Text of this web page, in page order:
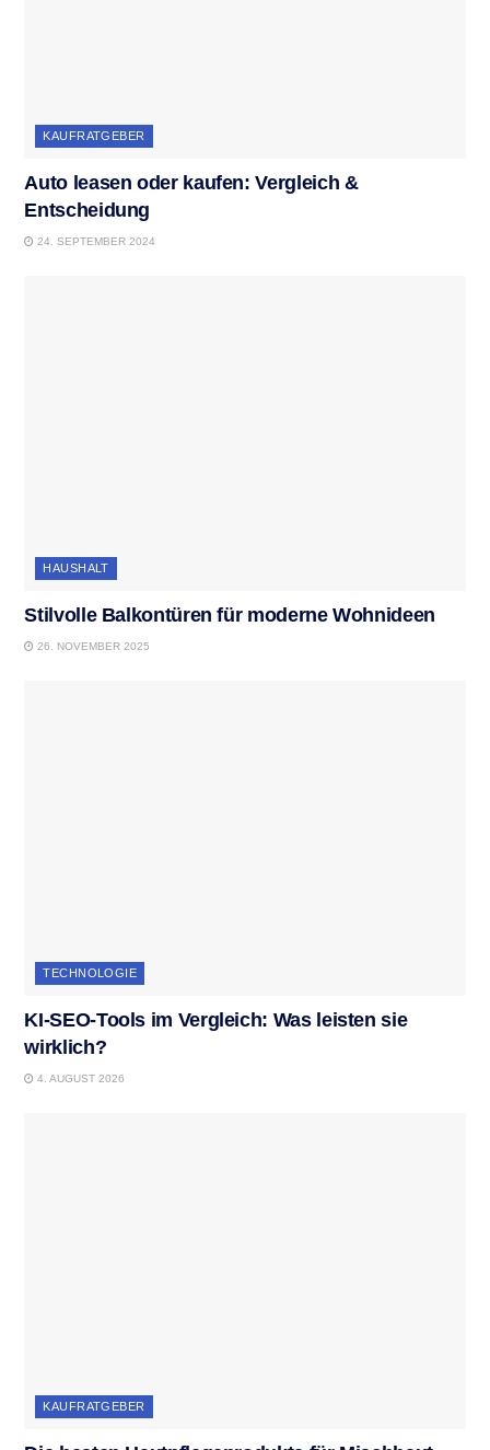
KAUFRATGEBER
Auto leasen oder kaufen: Vergleich &
Entscheidung
24. SEPTEMBER 2024
HAUSHALT
Stilvolle Balkontüren für moderne Wohnideen
26. NOVEMBER 2025
TECHNOLOGIE
KI-SEO-Tools im Vergleich: Was leisten sie
wirklich?
4. AUGUST 2026
KAUFRATGEBER